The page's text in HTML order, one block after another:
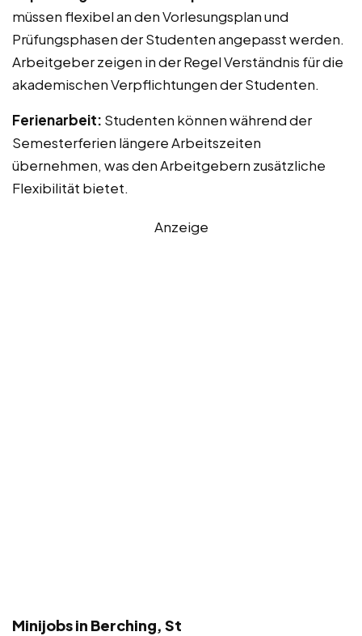
müssen flexibel an den Vorlesungsplan und
Prüfungsphasen der Studenten angepasst werden.
Arbeitgeber zeigen in der Regel Verständnis für die
akademischen Verpflichtungen der Studenten.
Ferienarbeit: Studenten können während der
Semesterferien längere Arbeitszeiten
übernehmen, was den Arbeitgebern zusätzliche
Flexibilität bietet.
Anzeige
Minijobs in Berching, St